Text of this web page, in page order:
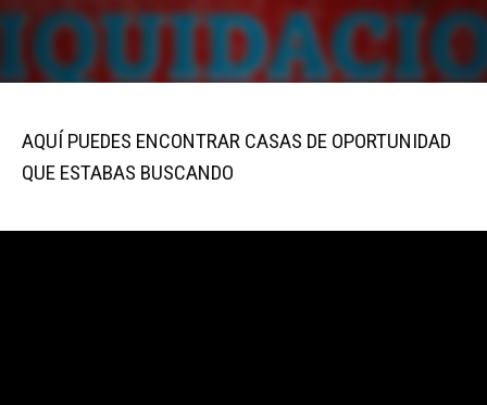
AQUÍ PUEDES ENCONTRAR CASAS DE OPORTUNIDAD
QUE ESTABAS BUSCANDO